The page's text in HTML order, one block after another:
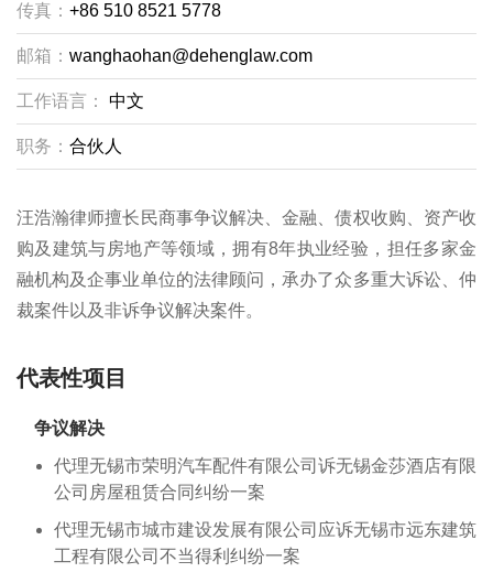
传真： +86 510 8521 5778
邮箱： wanghaohan@dehenglaw.com
工作语言： 中文
职务： 合伙人
汪浩瀚律师擅长民商事争议解决、金融、债权收购、资产收
购及建筑与房地产等领域，拥有8年执业经验，担任多家金
融机构及企事业单位的法律顾问，承办了众多重大诉讼、仲
裁案件以及非诉争议解决案件。
代表性项目
争议解决
代理无锡市荣明汽车配件有限公司诉无锡金莎酒店有限
公司房屋租赁合同纠纷一案
代理无锡市城市建设发展有限公司应诉无锡市远东建筑
工程有限公司不当得利纠纷一案